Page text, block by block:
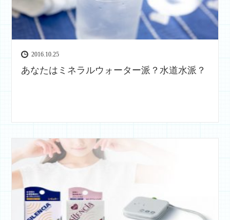
2016.10.25
あなたはミネラルウォーター派？水道水派？